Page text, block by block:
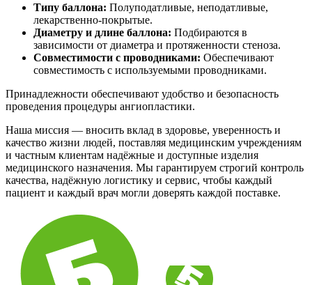
Типу баллона: Полуподатливые, неподатливые,
лекарственно-покрытые.
Диаметру и длине баллона: Подбираются в
зависимости от диаметра и протяженности стеноза.
Совместимости с проводниками: Обеспечивают
совместимость с используемыми проводниками.
Принадлежности обеспечивают удобство и безопасность
проведения процедуры ангиопластики.
Наша миссия — вносить вклад в здоровье, уверенность и
качество жизни людей, поставляя медицинским учреждениям
и частным клиентам надёжные и доступные изделия
медицинского назначения. Мы гарантируем строгий контроль
качества, надёжную логистику и сервис, чтобы каждый
пациент и каждый врач могли доверять каждой поставке.